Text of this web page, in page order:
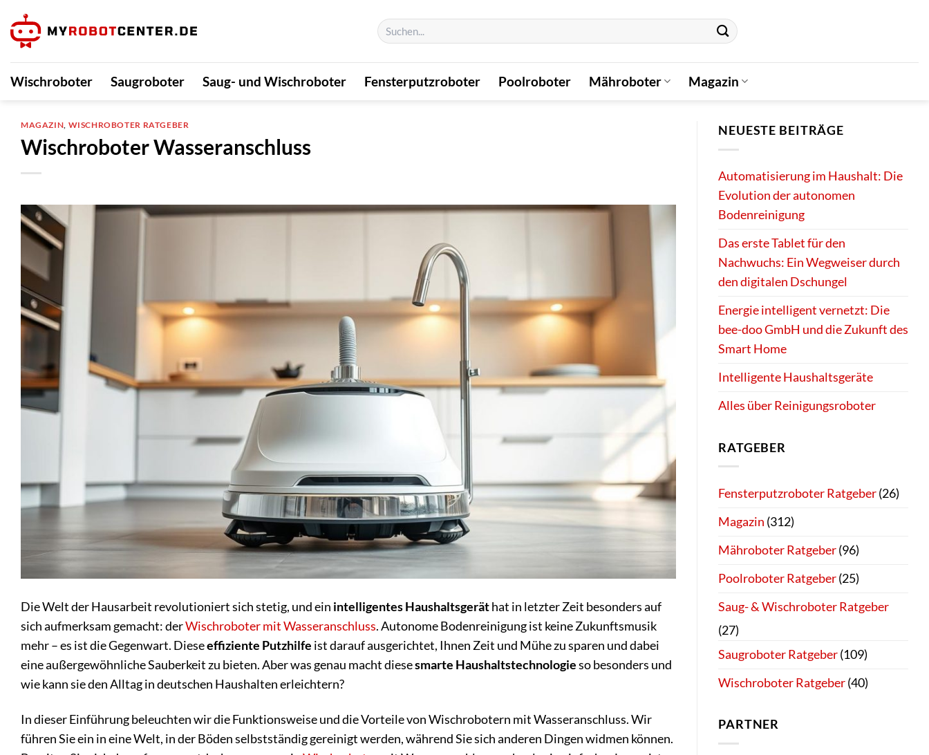
Inhalt
springen
Suchen
nach:
Wischroboter Saugroboter Saug- und Wischroboter Fensterputzroboter Poolroboter Mähroboter Magazin
MAGAZIN, WISCHROBOTER RATGEBER
Wischroboter Wasseranschluss
Die Welt der Hausarbeit revolutioniert sich stetig, und ein intelligentes Haushaltsgeräthat in letzter Zeit besonders auf
sich aufmerksam gemacht: derWischroboter mit Wasseranschluss. Autonome Bodenreinigung ist keine Zukunftsmusik
mehr – es ist die Gegenwart. Dieseeffiziente Putzhilfe ist darauf ausgerichtet, Ihnen Zeit und Mühe zu sparen und dabei
eine außergewöhnliche Sauberkeit zu bieten. Aber was genau macht diesesmarte Haushaltstechnologieso besonders und
wie kann sie den Alltag in deutschen Haushalten erleichtern?
In dieser Einführung beleuchten wir die Funktionsweise und die Vorteile von Wischrobotern mit Wasseranschluss. Wir
führen Sie ein in eine Welt, in der Böden selbstständig gereinigt werden, während Sie sich anderen Dingen widmen können.
NEUESTE BEITRÄGE
Automatisierung im Haushalt: Die
Evolution der autonomen
Bodenreinigung
Das erste Tablet für den
Nachwuchs: Ein Wegweiser durch
den digitalen Dschungel
Energie intelligent vernetzt: Die
bee-doo GmbH und die Zukunft des
Smart Home
Intelligente Haushaltsgeräte
Alles über Reinigungsroboter
RATGEBER
Fensterputzroboter Ratgeber(26)
Magazin (312)
Mähroboter Ratgeber(96)
Poolroboter Ratgeber(25)
Saug- & Wischroboter Ratgeber
(27)
Saugroboter Ratgeber(109)
Wischroboter Ratgeber(40)
PARTNER